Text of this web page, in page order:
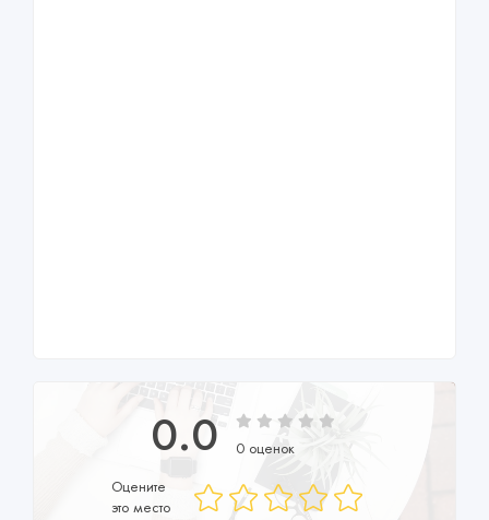
0.0
0 оценок
Оцените
это место